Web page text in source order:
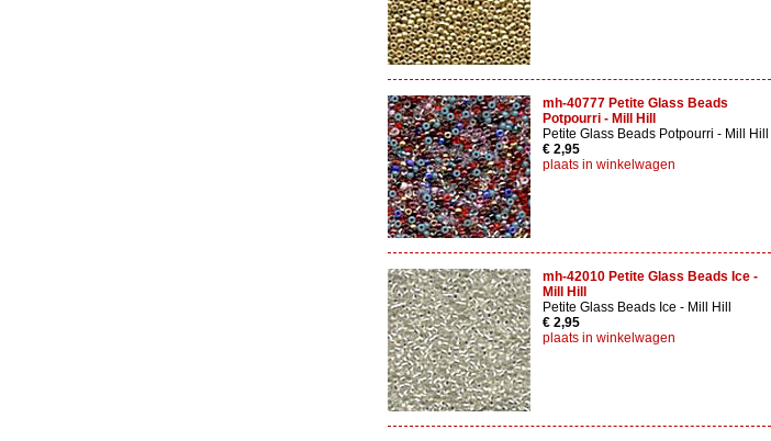
mh-40777 Petite Glass Beads
Potpourri - Mill Hill
Petite Glass Beads Potpourri - Mill Hill
€ 2,95
plaats in winkelwagen
mh-42010 Petite Glass Beads Ice -
Mill Hill
Petite Glass Beads Ice - Mill Hill
€ 2,95
plaats in winkelwagen